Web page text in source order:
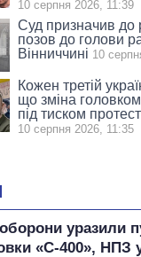
10 серпня 2026, 11:39
Суд призначив до
позов до голови
Вінниччині 10
Кожен третій
що зміна
під тиском
10 серпня 2026, 11:35
уразили
«С-400», НПЗ